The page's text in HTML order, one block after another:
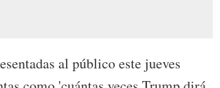
al público este jueves